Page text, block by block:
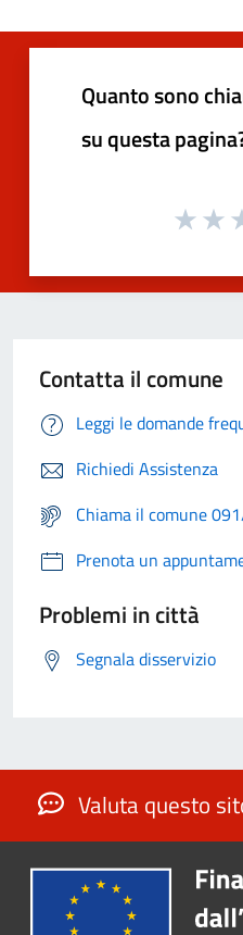
Quanto sono
su questa
Contatta il comune
Leggi le domande
Richiedi Assistenza
Chiama il comune
Prenota un
Problemi in città
Segnala disservizio
Valuta questo